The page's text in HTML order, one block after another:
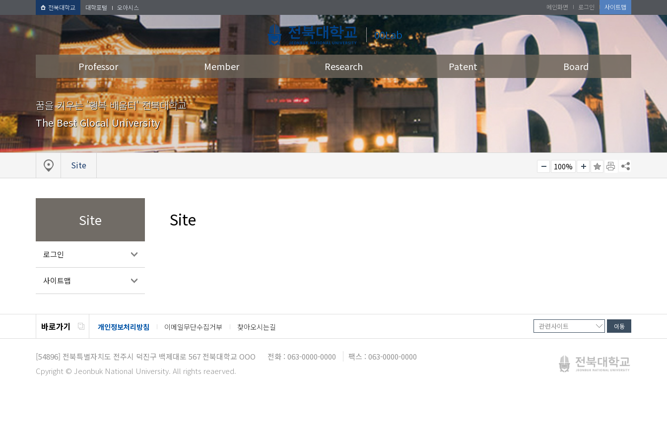
전북대학교 대학포털 오아시스
00Lab
메인화면 로그인 사이트맵
Professor Member Research Patent Board
꿈을 키우는 '행복 배움터' 전북대학교
The Best Glocal University
Site 100%
Site
로그인
사이트맵
Site
바로가기 개인정보처리방침 이메일무단수집거부 찾아오시는길
[54896] 전북특별자치도 전주시 덕진구 백제대로 567 전북대학교 OOO 전화 : 063-0000-0000
팩스 : 063-0000-0000
Cpyright © Jeonbuk National University. All rights reaerved.